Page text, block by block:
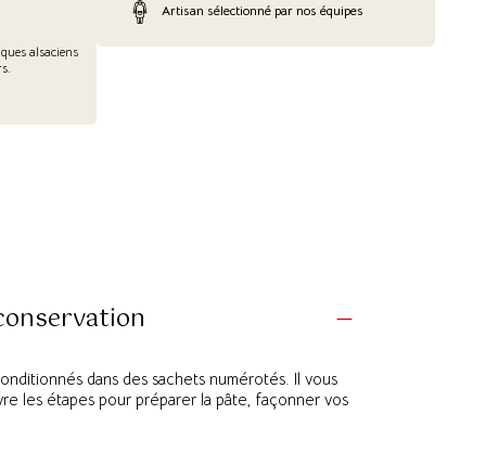
alsaciens
Artisan sélectionné par nos équipes
dans des sachets numérotés. Il vous
les étapes pour préparer la pâte, façonner vos